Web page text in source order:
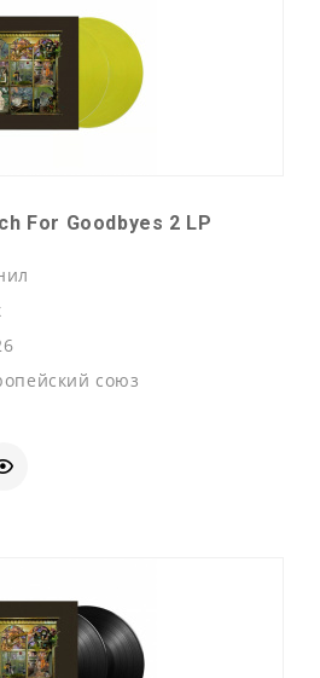
For Goodbyes 2 LP
союз